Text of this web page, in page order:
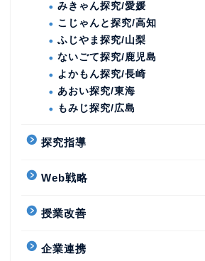
みきゃん探究/愛媛
こじゃんと探究/高知
ふじやま探究/山梨
ないごて探究/鹿児島
よかもん探究/長崎
あおい探究/東海
もみじ探究/広島
探究指導
Web戦略
授業改善
企業連携